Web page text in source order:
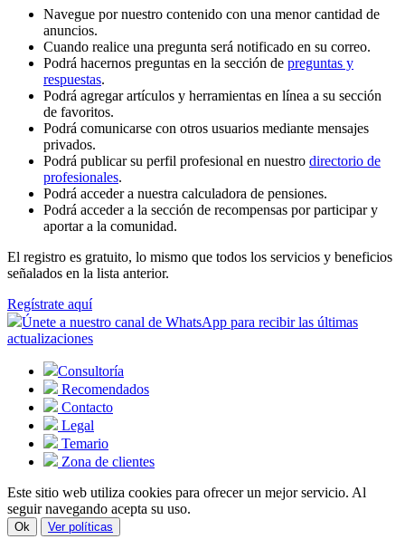
Navegue por nuestro contenido con una menor cantidad de
anuncios.
Cuando realice una pregunta será notificado en su correo.
Podrá hacernos preguntas en la sección de preguntas y
respuestas.
Podrá agregar artículos y herramientas en línea a su sección
de favoritos.
Podrá comunicarse con otros usuarios mediante mensajes
privados.
Podrá publicar su perfil profesional en nuestro directorio de
profesionales.
Podrá acceder a nuestra calculadora de pensiones.
Podrá acceder a la sección de recompensas por participar y
aportar a la comunidad.
El registro es gratuito, lo mismo que todos los servicios y beneficios
señalados en la lista anterior.
Regístrate aquí
Únete a nuestro canal de WhatsApp para recibir las últimas
actualizaciones
Consultoría
Recomendados
Contacto
Legal
Temario
Zona de clientes
Este sitio web utiliza cookies para ofrecer un mejor servicio. Al
seguir navegando acepta su uso.
Ok Ver políticas